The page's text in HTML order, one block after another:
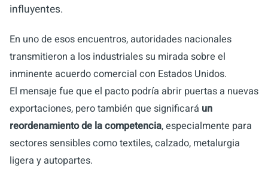
influyentes.
En uno de esos encuentros, autoridades nacionales
transmitieron a los industriales su mirada sobre el
inminente acuerdo comercial con Estados Unidos.
El mensaje fue que el pacto podría abrir puertas a nuevas
exportaciones, pero también que significará un
reordenamiento de la competencia, especialmente para
sectores sensibles como textiles, calzado, metalurgia
ligera y autopartes.